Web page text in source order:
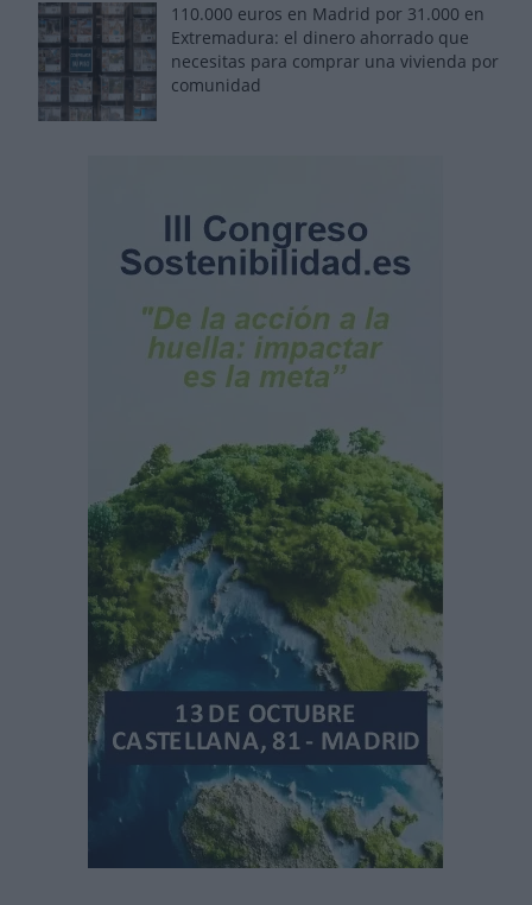
110.000 euros en Madrid por 31.000 en
Extremadura: el dinero ahorrado que
necesitas para comprar una vivienda por
comunidad